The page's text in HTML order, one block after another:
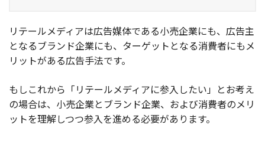
リテールメディアは広告媒体である小売企業にも、広告主
となるブランド企業にも、ターゲットとなる消費者にもメ
リットがある広告手法です。
もしこれから「リテールメディアに参入したい」とお考え
の場合は、小売企業とブランド企業、および消費者のメリ
ットを理解しつつ参入を進める必要があります。